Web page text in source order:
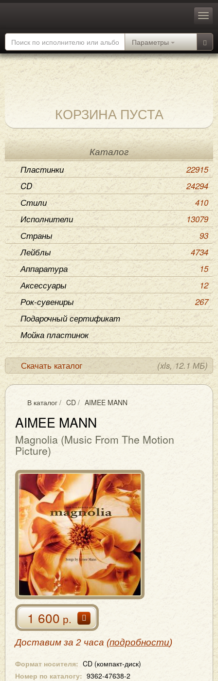
Параметры
КОРЗИНА ПУСТА
Каталог
Пластинки
22915
CD
24294
Стили
410
Исполнители
13079
Страны
93
Лейблы
4734
Аппаратура
15
Аксессуары
12
Рок-сувениры
267
Подарочный сертификат
Мойка пластинок
Скачать каталог (xls, 12.1 МБ)
В каталог / CD / AIMEE MANN
AIMEE MANN
Magnolia (Music From The Motion
Picture)
1 600р.
Доставим за 2 часа (подробности)
Формат носителя: CD (компакт-диск)
Номер по каталогу: 9362-47638-2